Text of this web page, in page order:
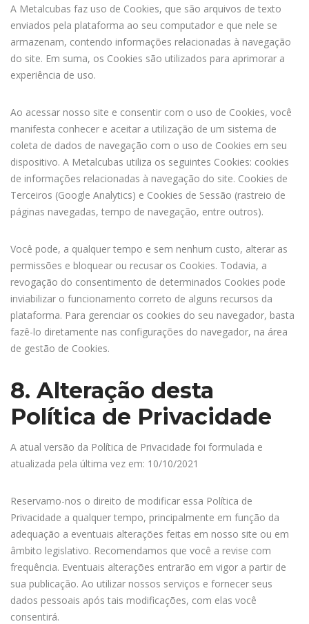
A Metalcubas faz uso de Cookies, que são arquivos de texto
enviados pela plataforma ao seu computador e que nele se
armazenam, contendo informações relacionadas à navegação
do site. Em suma, os Cookies são utilizados para aprimorar a
experiência de uso.
Ao acessar nosso site e consentir com o uso de Cookies, você
manifesta conhecer e aceitar a utilização de um sistema de
coleta de dados de navegação com o uso de Cookies em seu
dispositivo. A Metalcubas utiliza os seguintes Cookies: cookies
de informações relacionadas à navegação do site. Cookies de
Terceiros (Google Analytics) e Cookies de Sessão (rastreio de
páginas navegadas, tempo de navegação, entre outros).
Você pode, a qualquer tempo e sem nenhum custo, alterar as
permissões e bloquear ou recusar os Cookies. Todavia, a
revogação do consentimento de determinados Cookies pode
inviabilizar o funcionamento correto de alguns recursos da
plataforma. Para gerenciar os cookies do seu navegador, basta
fazê-lo diretamente nas configurações do navegador, na área
de gestão de Cookies.
8. Alteração desta
Política de Privacidade
A atual versão da Política de Privacidade foi formulada e
atualizada pela última vez em: 10/10/2021
Reservamo-nos o direito de modificar essa Política de
Privacidade a qualquer tempo, principalmente em função da
adequação a eventuais alterações feitas em nosso site ou em
âmbito legislativo. Recomendamos que você a revise com
frequência. Eventuais alterações entrarão em vigor a partir de
sua publicação. Ao utilizar nossos serviços e fornecer seus
dados pessoais após tais modificações, com elas você
consentirá.